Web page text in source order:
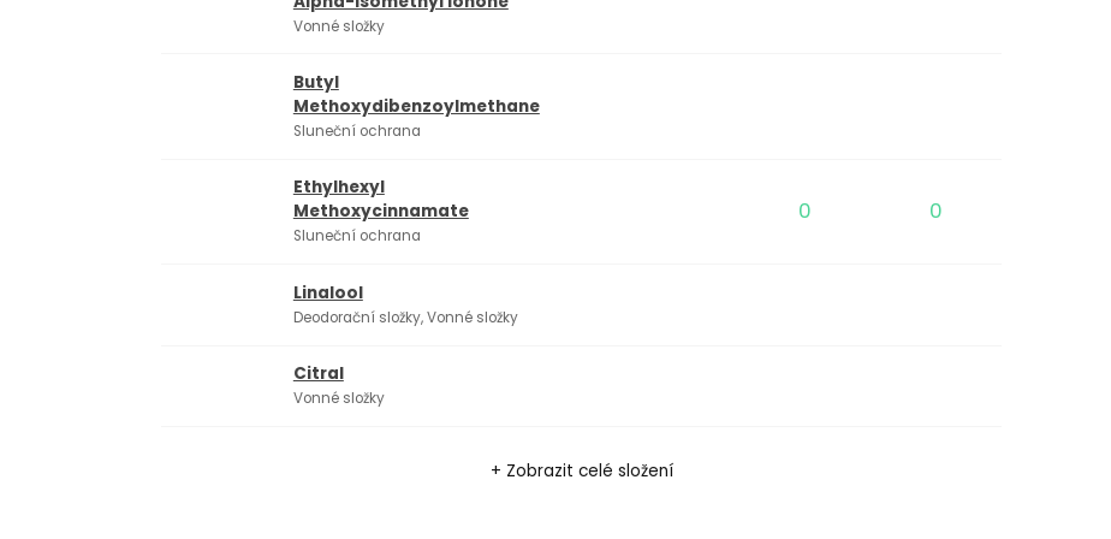
Vonné složky
Butyl
Methoxydibenzoylmethane
Sluneční ochrana
Ethylhexyl
Methoxycinnamate
Sluneční ochrana
0 0
Linalool
Deodorační složky, Vonné složky
Citral
Vonné složky
+ Zobrazit celé složení